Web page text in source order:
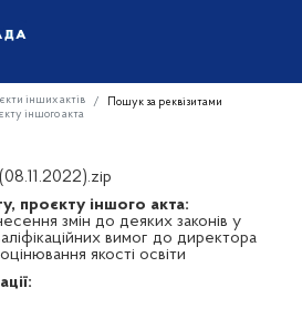
інших актів
Пошук за реквізитами
іншого акта
проєкту іншого акта:
змін до деяких законів у
вимог до директора
якості освіти